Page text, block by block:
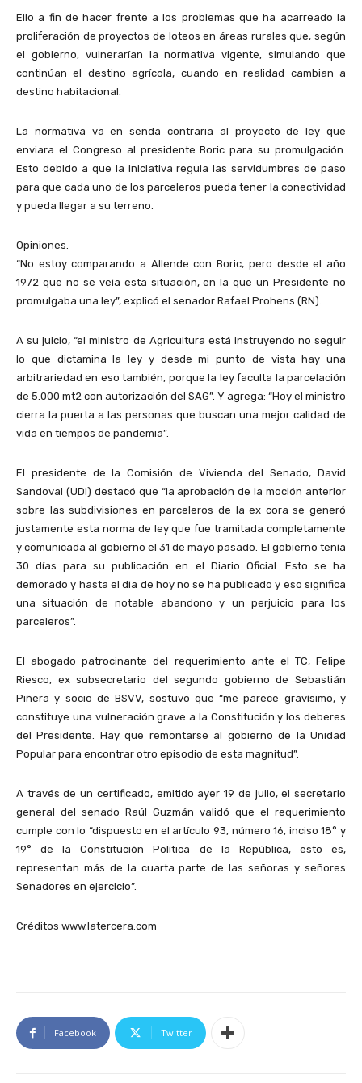
Ello a fin de hacer frente a los problemas que ha acarreado la
proliferación de proyectos de loteos en áreas rurales que, según
el gobierno, vulnerarían la normativa vigente, simulando que
continúan el destino agrícola, cuando en realidad cambian a
destino habitacional.
La normativa va en senda contraria al proyecto de ley que
enviara el Congreso al presidente Boric para su promulgación.
Esto debido a que la iniciativa regula las servidumbres de paso
para que cada uno de los parceleros pueda tener la conectividad
y pueda llegar a su terreno.
Opiniones.
“No estoy comparando a Allende con Boric, pero desde el año
1972 que no se veía esta situación, en la que un Presidente no
promulgaba una ley”, explicó el senador Rafael Prohens (RN).
A su juicio, “el ministro de Agricultura está instruyendo no seguir
lo que dictamina la ley y desde mi punto de vista hay una
arbitrariedad en eso también, porque la ley faculta la parcelación
de 5.000 mt2 con autorización del SAG”. Y agrega: “Hoy el ministro
cierra la puerta a las personas que buscan una mejor calidad de
vida en tiempos de pandemia”.
El presidente de la Comisión de Vivienda del Senado, David
Sandoval (UDI) destacó que “la aprobación de la moción anterior
sobre las subdivisiones en parceleros de la ex cora se generó
justamente esta norma de ley que fue tramitada completamente
y comunicada al gobierno el 31 de mayo pasado. El gobierno tenía
30 días para su publicación en el Diario Oficial. Esto se ha
demorado y hasta el día de hoy no se ha publicado y eso significa
una situación de notable abandono y un perjuicio para los
parceleros”.
El abogado patrocinante del requerimiento ante el TC, Felipe
Riesco, ex subsecretario del segundo gobierno de Sebastián
Piñera y socio de BSVV, sostuvo que “me parece gravísimo, y
constituye una vulneración grave a la Constitución y los deberes
del Presidente. Hay que remontarse al gobierno de la Unidad
Popular para encontrar otro episodio de esta magnitud”.
A través de un certificado, emitido ayer 19 de julio, el secretario
general del senado Raúl Guzmán validó que el requerimiento
cumple con lo “dispuesto en el artículo 93, número 16, inciso 18° y
19° de la Constitución Política de la República, esto es,
representan más de la cuarta parte de las señoras y señores
Senadores en ejercicio”.
Créditos www.latercera.com
Facebook Twitter